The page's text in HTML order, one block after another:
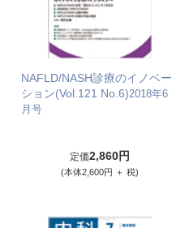
NAFLD/NASH診療のイノベー
ション(Vol.121 No.6)2018年6
月号
定価2,860円
(本体2,600円 ＋ 税)